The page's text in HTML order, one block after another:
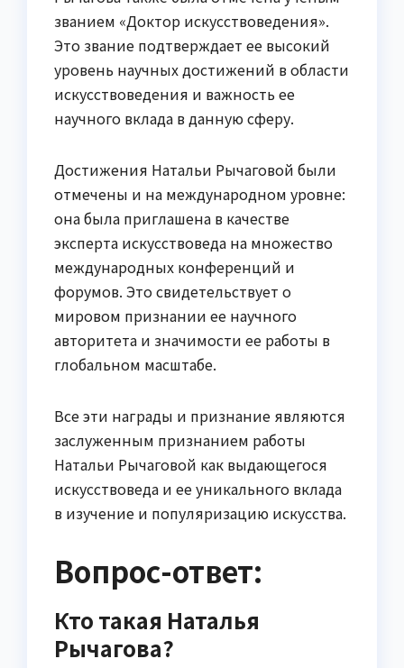
званием «Доктор искусствоведения».
Это звание подтверждает ее высокий
уровень научных достижений в области
искусствоведения и важность ее
научного вклада в данную сферу.
Достижения Натальи Рычаговой были
отмечены и на международном уровне:
она была приглашена в качестве
эксперта искусствоведа на множество
международных конференций и
форумов. Это свидетельствует о
мировом признании ее научного
авторитета и значимости ее работы в
глобальном масштабе.
Все эти награды и признание являются
заслуженным признанием работы
Натальи Рычаговой как выдающегося
искусствоведа и ее уникального вклада
в изучение и популяризацию искусства.
Вопрос-ответ:
Кто такая Наталья
Рычагова?